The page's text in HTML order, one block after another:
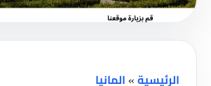
الرئيسية»المانيا